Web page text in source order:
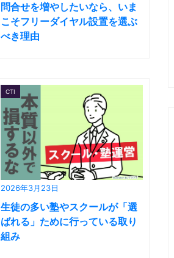
問合せを増やしたいなら、いま
こそフリーダイヤル設置を選ぶ
べき理由
2026年3月23日
CTI
生徒の多い塾やスクールが「選
ばれる」ために行っている取り
組み